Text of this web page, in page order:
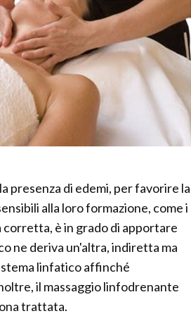
presenza di edemi, per favorire la
alla loro formazione, come i
corretta, è in grado di apportare
ne deriva un'altra, indiretta ma
linfatico affinché
il massaggio linfodrenante
trattata.